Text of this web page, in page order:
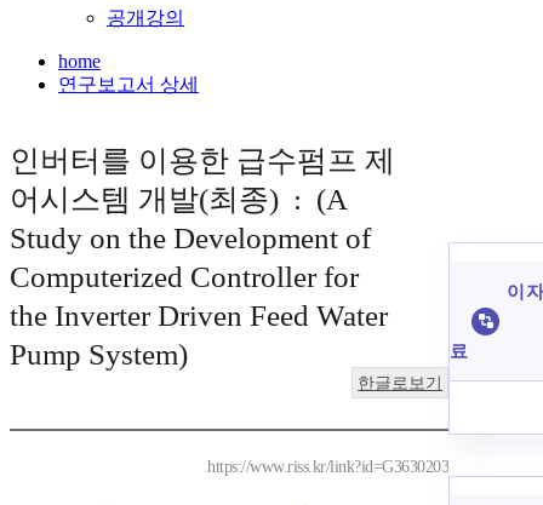
공개강의
home
연구보고서 상세
인버터를 이용한 급수펌프 제
어시스템 개발(최종) : (A
Study on the Development of
Computerized Controller for
the Inverter Driven Feed Water
Pump System)
한글로보기
https://www.riss.kr/link?id=G3630203
이
료